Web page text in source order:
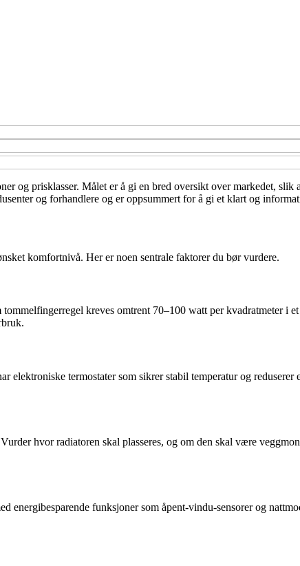
og prisklasser. Målet er å gi en bred oversikt over markedet, slik
og forhandlere og er oppsummert for å gi et klart og
komfortnivå. Her er noen sentrale faktorer du bør vurdere.
kreves omtrent 70–100 watt per kvadratmeter i
termostater som sikrer stabil temperatur og
hvor radiatoren skal plasseres, og om den skal være
energibesparende funksjoner som åpent-vindu-sensorer og